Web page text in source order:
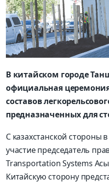
В китайском городе
официальная
составов
предназначенных для
С казахстанской стороны
участие председатель
Transportation Systems
Китайскую сторону